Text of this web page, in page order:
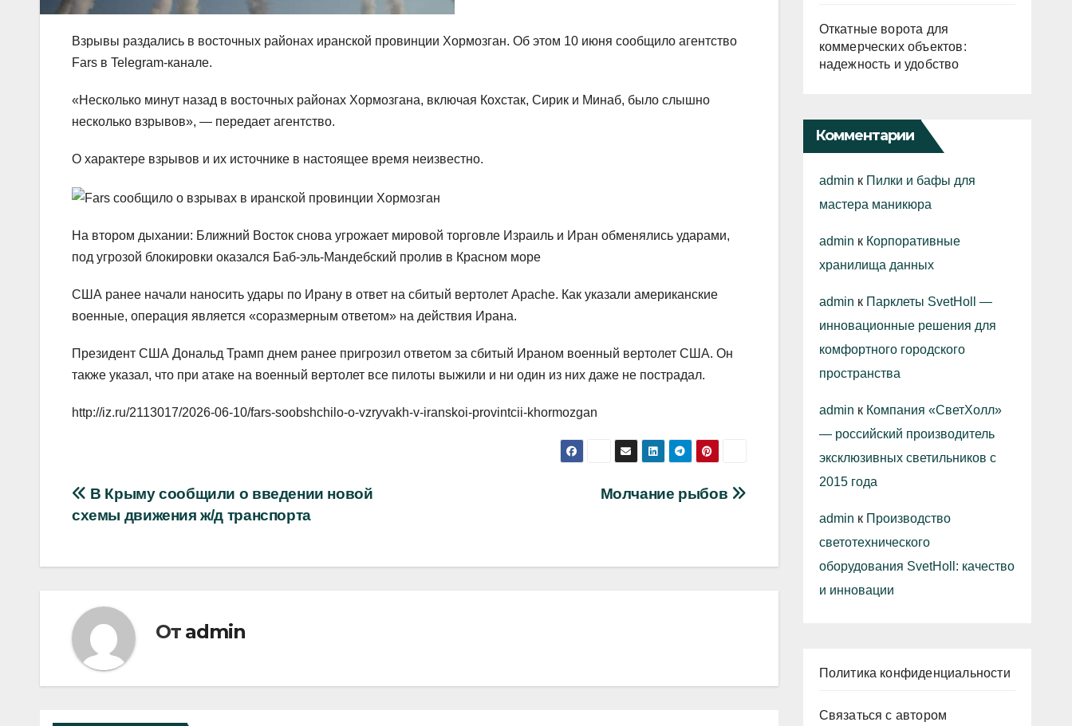
Взрывы раздались в восточных районах иранской провинции Хормозган. Об этом 10 июня сообщило агентство
Fars в Telegram-канале.
«Несколько минут назад в восточных районах Хормозгана, включая Кохстак, Сирик и Минаб, было слышно
несколько взрывов», — передает агентство.
О характере взрывов и их источнике в настоящее время неизвестно.
На втором дыхании: Ближний Восток снова угрожает мировой торговле Израиль и Иран обменялись ударами,
под угрозой блокировки оказался Баб-эль-Мандебский пролив в Красном море
США ранее начали наносить удары по Ирану в ответ на сбитый вертолет Apache. Как указали американские
военные, операция является «соразмерным ответом» на действия Ирана.
Президент США Дональд Трамп днем ранее пригрозил ответом за сбитый Ираном военный вертолет США. Он
также указал, что при атаке на военный вертолет все пилоты выжили и ни один из них даже не пострадал.
http://iz.ru/2113017/2026-06-10/fars-soobshchilo-o-vzryvakh-v-iranskoi-provintcii-khormozgan
Навигация
записям
Молчание рыбов
В Крыму сообщили о введении новой
схемы движения ж/д транспорта
От admin
Откатные ворота для
коммерческих объектов:
надежность и удобство
Комментарии
admin к Пилки и бафы для
мастера маникюра
admin к Корпоративные
хранилища данных
admin к Парклеты SvetHoll —
инновационные решения для
комфортного городского
пространства
admin к Компания «СветХолл»
— российский производитель
эксклюзивных светильников с
2015 года
admin к Производство
светотехнического
оборудования SvetHoll: качество
и инновации
Политика конфиденциальности
Связаться с автором